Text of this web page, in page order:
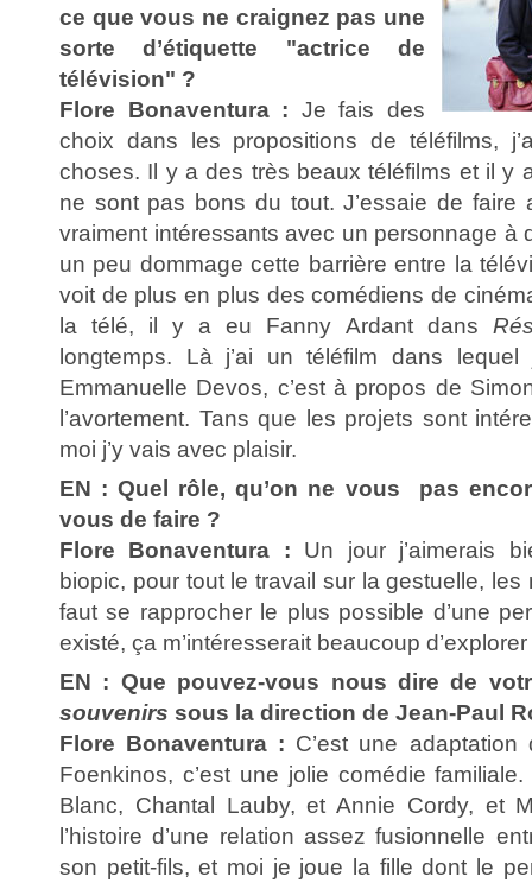
ce que vous ne craignez pas une
sorte d’étiquette "actrice de
télévision" ?
Flore Bonaventura : Je fais des
choix dans les propositions de téléfilms,
choses. Il y a des très beaux téléfilms et il y
ne sont pas bons du tout. J’essaie de faire
vraiment intéressants avec un personnage à
un peu dommage cette barrière entre la
voit de plus en plus des comédiens de
la télé, il y a eu Fanny Ardant dans
longtemps. Là j’ai un téléfilm dans
Emmanuelle Devos, c’est à propos de
l’avortement. Tans que les projets sont
moi j’y vais avec plaisir.
EN : Quel rôle, qu’on ne vous pas
vous de faire ?
Flore Bonaventura : Un jour j’aimerais
biopic, pour tout le travail sur la gestuelle,
faut se rapprocher le plus possible d’une
existé, ça m’intéresserait beaucoup
EN : Que pouvez-vous nous dire de
souvenirs sous la direction de Jean-Paul
Flore Bonaventura : C’est une adaptation
Foenkinos, c’est une jolie comédie
Blanc, Chantal Lauby, et Annie Cordy, et
l’histoire d’une relation assez fusionnelle
son petit-fils, et moi je joue la fille dont le